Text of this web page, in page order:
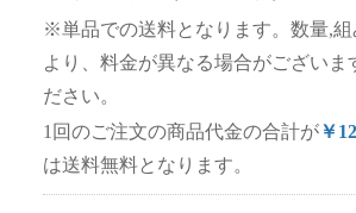
※単品での送料となります。数量,組
より、料金が異なる場合がございま
ださい。
1回のご注文の商品代金の合計が￥
は送料無料となります。